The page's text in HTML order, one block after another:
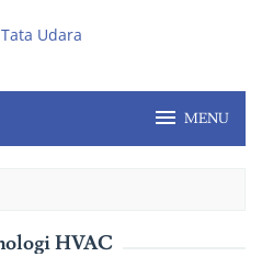
MENU
HVAC